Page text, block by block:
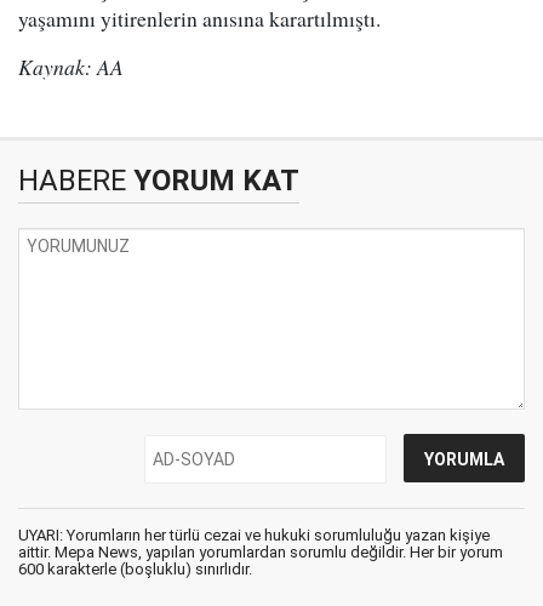
yaşamını yitirenlerin anısına karartılmıştı.
Kaynak: AA
HABERE YORUM KAT
UYARI: Yorumların her türlü cezai ve hukuki sorumluluğu yazan kişiye
aittir. Mepa News, yapılan yorumlardan sorumlu değildir. Her bir yorum
600 karakterle (boşluklu) sınırlıdır.